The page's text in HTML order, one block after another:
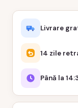
Livrare
14 zile
Până la